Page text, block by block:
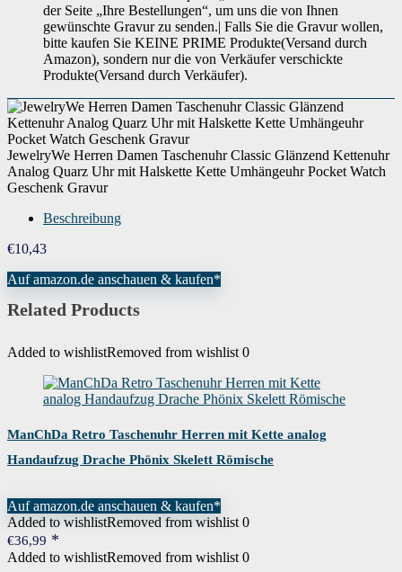
Möglicherweise finden Sie auch Garantieinformationen auf der Webseite des
der Seite „Ihre Bestellungen“, um uns die von Ihnen
gewünschte Gravur zu senden.| Falls Sie die Gravur wollen,
bitte kaufen Sie KEINE PRIME Produkte(Versand durch
Amazon), sondern nur die von Verkäufer verschickte
Produkte(Versand durch Verkäufer).
JewelryWe Herren Damen Taschenuhr Classic Glänzend Kettenuhr
Analog Quarz Uhr mit Halskette Kette Umhängeuhr Pocket Watch
Geschenk Gravur
Beschreibung
€10,43
Auf amazon.de anschauen & kaufen*
Related Products
Added to wishlistRemoved from wishlist 0
ManChDa Retro Taschenuhr Herren mit Kette analog
Handaufzug Drache Phönix Skelett Römische
Auf amazon.de anschauen & kaufen*
Added to wishlistRemoved from wishlist 0
€36,99
Added to wishlistRemoved from wishlist 0